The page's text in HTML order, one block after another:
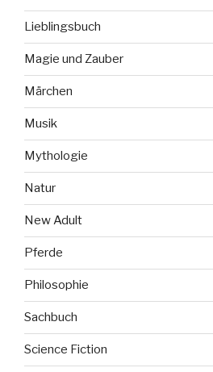
Lieblingsbuch
Magie und Zauber
Märchen
Musik
Mythologie
Natur
New Adult
Pferde
Philosophie
Sachbuch
Science Fiction